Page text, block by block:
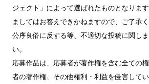
ジェクト」によって選ばれたものとなりま
ましてはお答えできかねますので、ご了承く
公序良俗に反する等、不適切な投稿に関し
い。
応募作品は、応募者が著作権を含む全ての
者の著作権、その他権利・利益を侵害して